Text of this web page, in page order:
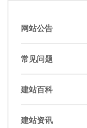
网站公告
常见问题
建站百科
建站资讯